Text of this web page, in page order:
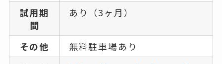
試用期
間
あり（3ヶ月）
その他
無料駐車場あり